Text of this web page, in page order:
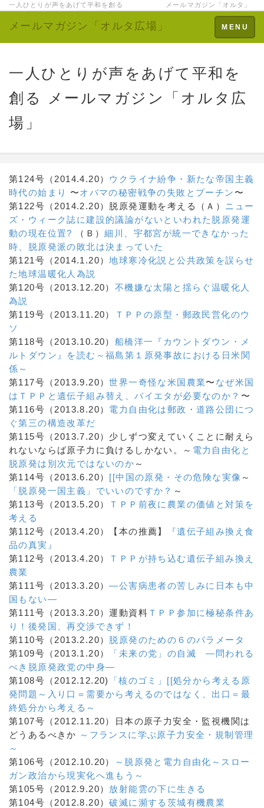
一人ひとりが声をあげて平和を創る メールマガジン「オルタ」
Toggle
navigation
MENU
メールマガジン「オルタ広場」
一人ひとりが声をあげて平和を
創る メールマガジン「オルタ広
場」
第124号（2014.4.20） ウクライナ紛争・新たな帝国主義
時代の始まり
〜オバマの秘密戦争の失敗とプーチン 〜
第122号（2014.2.20）脱原発運動を考える（Ａ） ニュー
ズ・ウィーク誌に建設的議論がないといわれた脱原発運
動の現在位置?
（Ｂ）細川、宇都宮が統一できなかった
時、脱原発派の敗北は決まっていた
第121号（2014.1.20）地球寒冷化説と公共政策を誤らせ
た地球温暖化人為説
第120号（2013.12.20） 不機嫌な太陽と揺らぐ温暖化人
為説
第119号（2013.11.20）
ＴＰＰの原型・郵政民営化のウ
ソ
第118号（2013.10.20） 船橋洋一『カウントダウン・メ
ルトダウン』を読む ～福島第１原発事故における日米関
係～
第117号（2013.9.20）世界一奇怪な米国農業〜 なぜ米国
はＴＰＰと遺伝子組み替え、バイエタが必要なのか？ 〜
第116号（2013.8.20） 電力自由化は郵政・道路公団につ
ぐ第三の構造改革だ
第115号（2013.7.20）少しずつ変えていくことに耐えら
れないならば原子力に負けるしかない。～ 電力自由化と
脱原発は別次元ではないのか ～
第114号（2013.6.20） [[中国の原発・その危険な実像 ～
「脱原発一国主義」でいいのですか？ ～
第113号（2013.5.20）
ＴＰＰ前夜に農業の価値と対策を
考える
第112号（2013.4.20）【本の推薦】
『遺伝子組み換え食
品の真実』
第112号（2013.4.20）
ＴＰＰが持ち込む遺伝子組み換え
農業
第111号（2013.3.20）―公害病患者の苦しみに日本も中
国もない―
第111号（2013.3.20）運動資料 ＴＰＰ参加に極秘条件あ
り！後発国、再交渉できず！
第110号（2013.2.20） 脱原発のための６のパラメータ
第109号（2013.1.20）
「未来の党」の自滅
―問われる
べき脱原発政党の中身―
第108号（2012.12.20)
「核のゴミ」[[処分から考える原
発問題 ～入り口＝需要から考えるのではなく、出口＝最
終処分から考える～
第107号（2012.11.20）日本の原子力安全・監視機関は
どうあるべきか ～フランスに学ぶ原子力安全・規制管理
～
第106号（2012.10.20）
～脱原発と電力自由化～スロー
ガン政治から現実化へ進もう～
第105号（2012.9.20） 放射能雲の下に生きる
第104号（2012.8.20）破滅に瀕する茨城有機農業